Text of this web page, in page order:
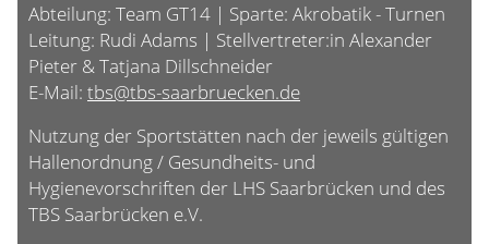
Abteilung: Team GT14 | Sparte: Akrobatik - Turnen
Leitung: Rudi Adams | Stellvertreter:in Alexander
Pieter & Tatjana Dillschneider
E-Mail: tbs@tbs-saarbruecken.de
Nutzung der Sportstätten nach der jeweils gültigen
Hallenordnung / Gesundheits- und
Hygienevorschriften der LHS Saarbrücken und des
TBS Saarbrücken e.V.